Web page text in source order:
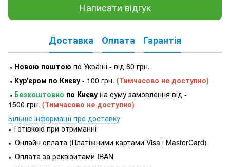
Написати відгук
Доставка Оплата Гарантія
● Новою поштою по Україні - від 60 грн.
● Кур'єром по Києву - 100 грн. (Тимчасово не доступно)
● Безкоштовно по Києву на суму замовлення від -
1500 грн. (Тимчасово не доступно)
Більше інформації про доставку
● Готівкою при отриманні
● Онлайн оплата (Платіжними картами Visa і MasterCard)
● Оплата за реквізитами IBAN